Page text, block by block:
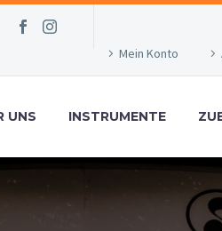
Mein Konto
UNS INSTRUMENTE